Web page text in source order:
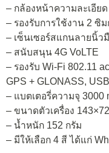
– กล้องหน้าความละเอียด
– รองรับการใช้งาน 2 ซิม
– เซ็นเซอร์สแกนลายนิ้ว
– สนับสนุน 4G VoLTE
– รองรับ Wi-Fi 802.11
GPS + GLONASS,
– แบตเตอรี่ความจุ 3000
– ขนาดตัวเครื่อง
– น้ำหนัก 152 กรัม
– มีให้เลือก 4 สี ได้แก่